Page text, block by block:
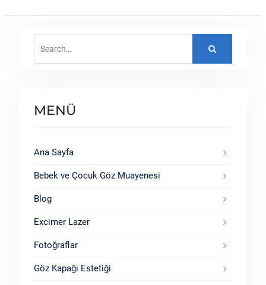
for:
MENÜ
Ana Sayfa
Bebek ve Çocuk Göz Muayenesi
Blog
Excimer Lazer
Fotoğraflar
Göz Kapağı Estetiği